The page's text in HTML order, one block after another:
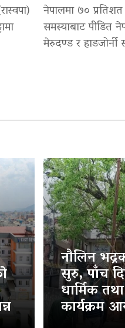
नेपालमा ७०
समस्याबाट पीडित
मेरुदण्ड र
नौलिन
सुरु, पाँच
धार्मिक
कार्यक्रम